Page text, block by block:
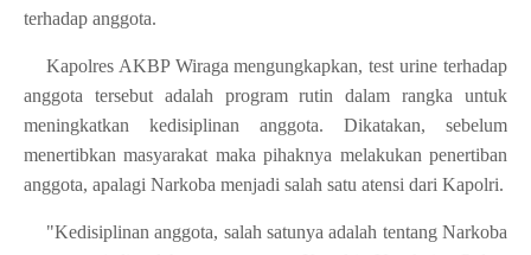
terhadap anggota.
Kapolres AKBP Wiraga mengungkapkan, test urine terhadap
anggota tersebut adalah program rutin dalam rangka untuk
meningkatkan kedisiplinan anggota. Dikatakan, sebelum
menertibkan masyarakat maka pihaknya melakukan penertiban
anggota, apalagi Narkoba menjadi salah satu atensi dari Kapolri.
"Kedisiplinan anggota, salah satunya adalah tentang Narkoba